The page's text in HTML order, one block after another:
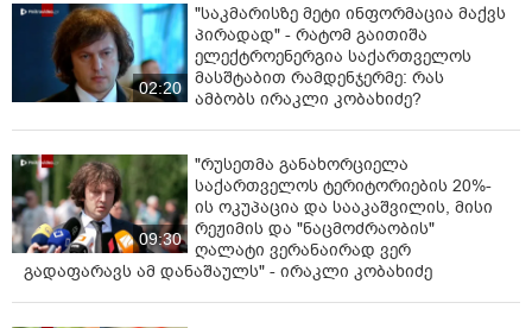
02:20
"საკმარისზე მეტი ინფორმაცია მაქვს
პირადად" - რატომ გაითიშა
ელექტროენერგია საქართველოს
მასშტაბით რამდენჯერმე: რას
ამბობს ირაკლი კობახიძე?
09:30
"რუსეთმა განახორციელა
საქართველოს ტერიტორიების 20%-
ის ოკუპაცია და სააკაშვილის, მისი
რეჟიმის და "ნაცმოძრაობის"
ღალატი ვერანაირად ვერ
გადაფარავს ამ დანაშაულს" - ირაკლი კობახიძე